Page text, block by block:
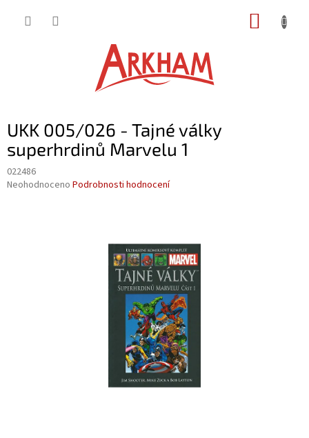
UKK 005/026 - Tajné války
superhrdinů Marvelu 1
022486
Průměrné
Neohodnoceno Podrobnosti hodnocení